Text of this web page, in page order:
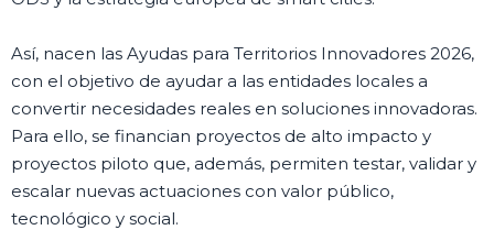
Así, nacen las Ayudas para Territorios Innovadores 2026,
con el objetivo de ayudar a las entidades locales a
convertir necesidades reales en soluciones innovadoras.
Para ello, se financian proyectos de alto impacto y
proyectos piloto que, además, permiten testar, validar y
escalar nuevas actuaciones con valor público,
tecnológico y social.